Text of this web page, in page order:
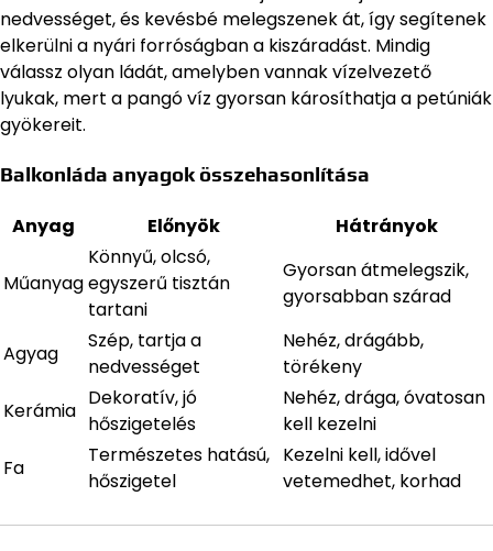
nedvességet, és kevésbé melegszenek át, így segítenek
elkerülni a nyári forróságban a kiszáradást. Mindig
válassz olyan ládát, amelyben vannak vízelvezető
lyukak, mert a pangó víz gyorsan károsíthatja a petúniák
gyökereit.
Balkonláda anyagok összehasonlítása
Anyag Előnyök Hátrányok
Műanyag
Könnyű, olcsó,
egyszerű tisztán
tartani
Gyorsan átmelegszik,
gyorsabban szárad
Agyag
Szép, tartja a
nedvességet
Nehéz, drágább,
törékeny
Kerámia
Dekoratív, jó
hőszigetelés
Nehéz, drága, óvatosan
kell kezelni
Fa
Természetes hatású,
hőszigetel
Kezelni kell, idővel
vetemedhet, korhad